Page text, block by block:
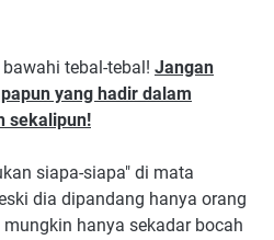
tebal-tebal! Jangan
yang hadir dalam
sekalipun!
siapa-siapa" di mata
dia dipandang hanya orang
hanya sekadar bocah